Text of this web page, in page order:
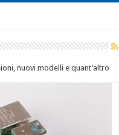
nuovi modelli e quant’altro